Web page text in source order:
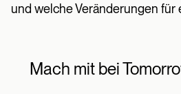
und welche Veränderungen für
Mach mit bei